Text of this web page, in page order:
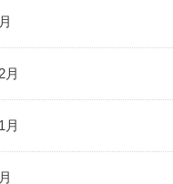
月
月